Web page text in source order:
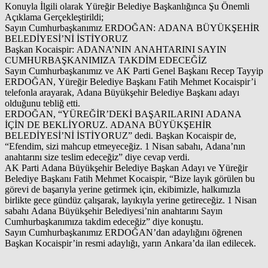
Konuyla İlgili olarak Yüreğir Belediye Başkanlığınca Şu Önemli
Açıklama Gerçekleştirildi;
Sayın Cumhurbaşkanımız ERDOĞAN: ADANA BÜYÜKŞEHİR
BELEDİYESİ’Nİ İSTİYORUZ
Başkan Kocaispir: ADANA’NIN ANAHTARINI SAYIN
CUMHURBAŞKANIMIZA TAKDİM EDECEĞİZ
Sayın Cumhurbaşkanımız ve AK Parti Genel Başkanı Recep Tayyip
ERDOĞAN, Yüreğir Belediye Başkanı Fatih Mehmet Kocaispir’i
telefonla arayarak, Adana Büyükşehir Belediye Başkanı adayı
olduğunu tebliğ etti.
ERDOĞAN, “YÜREĞİR’DEKİ BAŞARILARINI ADANA
İÇİN DE BEKLİYORUZ. ADANA BÜYÜKŞEHİR
BELEDİYESİ’Nİ İSTİYORUZ” dedi. Başkan Kocaispir de,
“Efendim, sizi mahcup etmeyeceğiz. 1 Nisan sabahı, Adana’nın
anahtarını size teslim edeceğiz” diye cevap verdi.
AK Parti Adana Büyükşehir Belediye Başkan Adayı ve Yüreğir
Belediye Başkanı Fatih Mehmet Kocaispir, “Bize layık görülen bu
görevi de başarıyla yerine getirmek için, ekibimizle, halkımızla
birlikte gece gündüz çalışarak, layıkıyla yerine getireceğiz. 1 Nisan
sabahı Adana Büyükşehir Belediyesi’nin anahtarını Sayın
Cumhurbaşkanımıza takdim edeceğiz” diye konuştu.
Sayın Cumhurbaşkanımız ERDOĞAN’dan adaylığını öğrenen
Başkan Kocaispir’in resmi adaylığı, yarın Ankara’da ilan edilecek.